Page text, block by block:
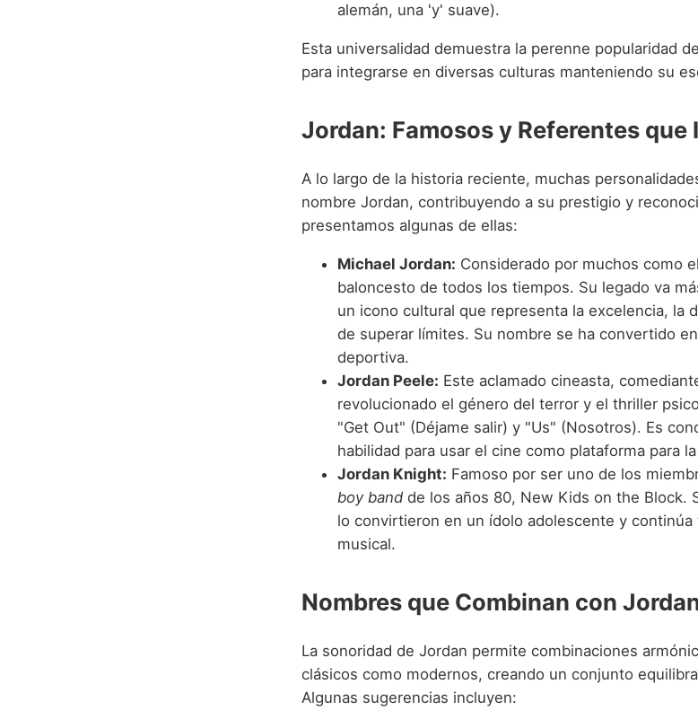
alemán, una 'y' suave).
Esta universalidad demuestra la perenne popularidad
para integrarse en diversas culturas manteniendo su
Jordan: Famosos y Referentes que
A lo largo de la historia reciente, muchas
nombre Jordan, contribuyendo a su prestigio y
presentamos algunas de ellas:
Michael Jordan: Considerado por muchos como
baloncesto de todos los tiempos. Su legado va
un icono cultural que representa la excelencia, la
de superar límites. Su nombre se ha convertido
deportiva.
Jordan Peele: Este aclamado cineasta,
revolucionado el género del terror y el thriller
"Get Out" (Déjame salir) y "Us" (Nosotros). Es
habilidad para usar el cine como plataforma para
Jordan Knight: Famoso por ser uno de los
boy band de los años 80, New Kids on the Block.
lo convirtieron en un ídolo adolescente y
musical.
Nombres que Combinan con
La sonoridad de Jordan permite combinaciones
clásicos como modernos, creando un conjunto
Algunas sugerencias incluyen: